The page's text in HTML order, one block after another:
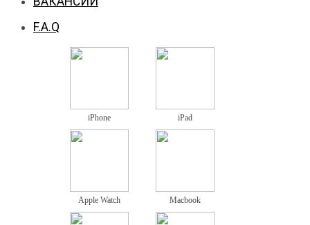
F.A.Q
iPhone iPad
Apple Watch Macbook